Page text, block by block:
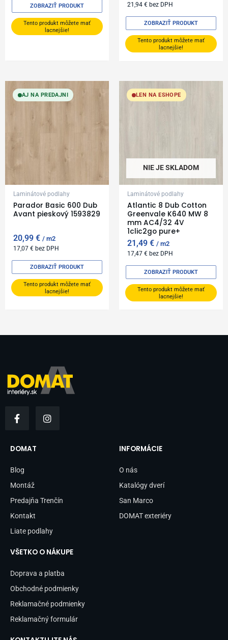
Tento produkt môžete mať
lacnejšie!
ZOBRAZIŤ PRODUKT 21,94€ bez DPH
Tento produkt môžete mať
lacnejšie!
ZOBRAZIŤ PRODUKT
AJ NA PREDAJNI
Laminátové podlahy
Parador Basic 600 Dub
Avant pieskový 1593829
20,99€ m2
17,07€ bez DPH
Tento produkt môžete mať
lacnejšie!
ZOBRAZIŤ PRODUKT
LEN NA ESHOPE
NIE JE SKLADOM
Laminátové podlahy
Atlantic 8 Dub Cotton
Greenvale K640 MW 8
mm AC4/32 4V
1clic2go pure+
21,49€ m2
17,47€ bez DPH
Tento produkt môžete mať
lacnejšie!
ZOBRAZIŤ PRODUKT
a
b
o
k
-
n
DOMAT
Blog
Montáž
Predajňa Trenčín
Kontakt
Liate podlahy
INFORMÁCIE
O nás
Katalógy dverí
San Marco
DOMAT exteriéry
VŠETKO O NÁKUPE
Doprava a platba
Obchodné podmienky
Reklamačné podmienky
Reklamačný formulár